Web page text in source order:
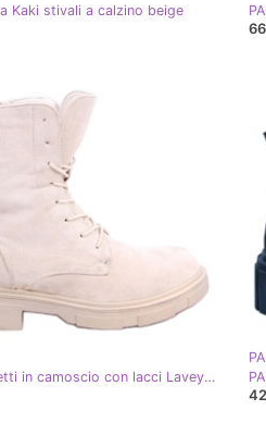
Kaki stivali a calzino beige
PA1 Stivaletti in camoscio con lacci Lavey Beige